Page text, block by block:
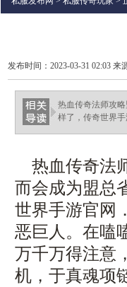
发布时间：2023-03-31 02:03 来
haixinganggou.com
热血传奇法师攻
样了，传奇世界
热血传奇法
而会成为盟总
世界手游官网
恶巨人。在嗑
万千万得注意
机，于真魂项